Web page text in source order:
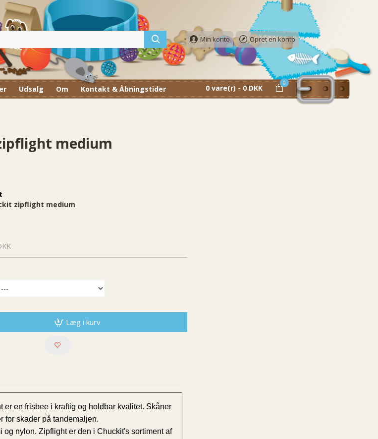
Min konto Opret en konto
Udsalg Om Kontakt & Åbningstider 0 vare(r) - 0 DKK
0
medium
zipflight medium
Læg i kurv
er en frisbee i kraftig og holdbar kvalitet. Skåner
for skader på tandemaljen.
og nylon. Zipflight er den i Chuckit's sortiment af